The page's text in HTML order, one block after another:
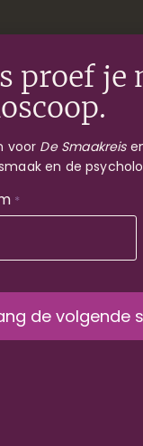
proef je
voor De Smaakreis
en de
*